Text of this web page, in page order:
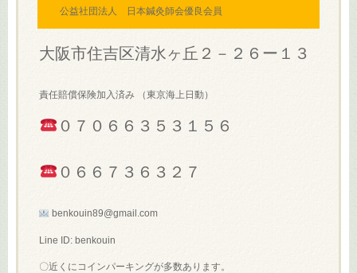
公益社団法人 日本鍼灸師会優良会員
大阪市住吉区清水ヶ丘２－２６ー１３
責任賠償保険加入済み （東京海上日動）
０７０６６３５３１５６
０６６７３６３２７
benkouin89@gmail.com
Line ID: benkouin
〇近くにコインパーキングが多数あります。